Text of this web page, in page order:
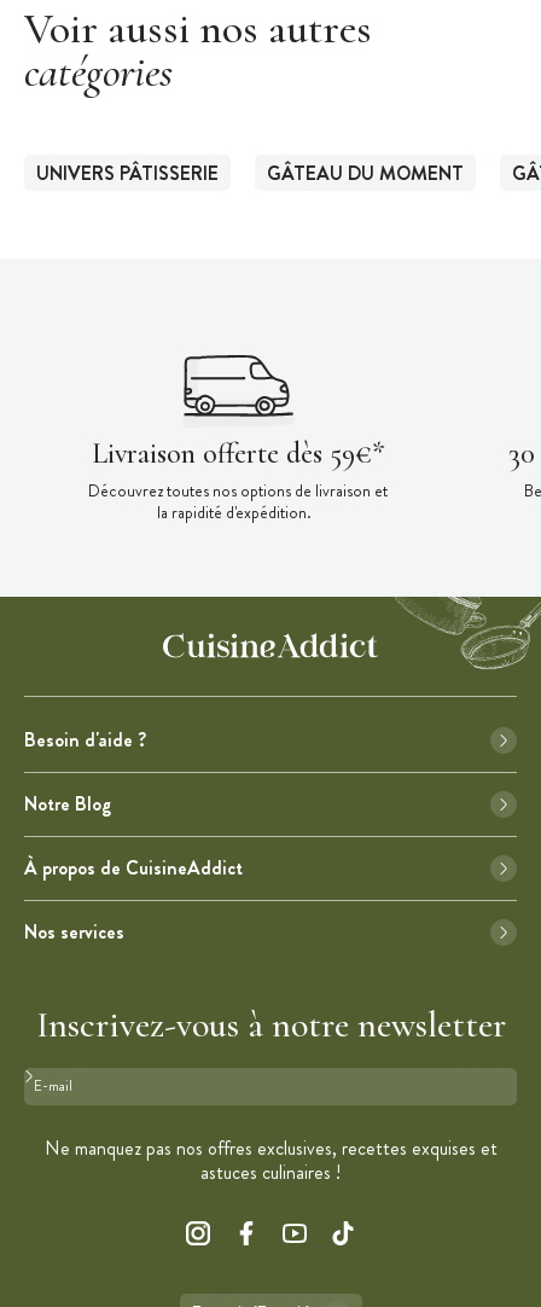
Voir aussi nos autres
catégories
UNIVERS PÂTISSERIE GÂTEAU DU MOMENT
Livraison offerte dès 59€*
Découvrez toutes nos options de livraison et
la rapidité d'expédition.
Besoin d'aide ?
Notre Blog
À propos de CuisineAddict
Nos services
Inscrivez-vous à notre newsletter
Format : adresse@email.com
Ne manquez pas nos offres exclusives, recettes exquises et
astuces culinaires !